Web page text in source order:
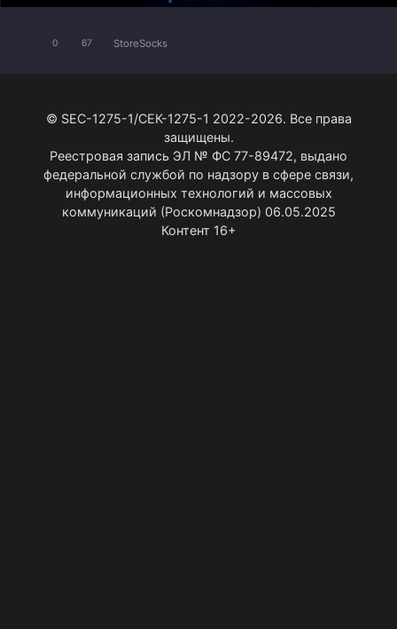
0 67 StoreSocks
© SEC-1275-1/СЕК-1275-1 2022-2026. Все права
защищены.
Реестровая запись ЭЛ № ФС 77-89472, выдано
федеральной службой по надзору в сфере связи,
информационных технологий и массовых
коммуникаций (Роскомнадзор) 06.05.2025
Контент 16+